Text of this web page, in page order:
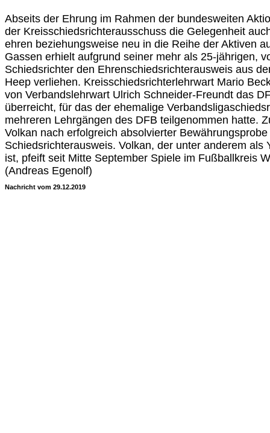
Abseits der Ehrung im Rahmen der bundesweiten
der Kreisschiedsrichterausschuss die Gelegenheit
ehren beziehungsweise neu in die Reihe der Aktiven
Gassen erhielt aufgrund seiner mehr als 25-jährigen,
Schiedsrichter den Ehrenschiedsrichterausweis aus
Heep verliehen. Kreisschiedsrichterlehrwart Mario
von Verbandslehrwart Ulrich Schneider-Freundt das
überreicht, für das der ehemalige
mehreren Lehrgängen des DFB teilgenommen hatte.
Volkan nach erfolgreich absolvierter
Schiedsrichterausweis. Volkan, der unter anderem als
ist, pfeift seit Mitte September Spiele im Fußballkreis
(Andreas Egenolf)
Nachricht vom 29.12.2019